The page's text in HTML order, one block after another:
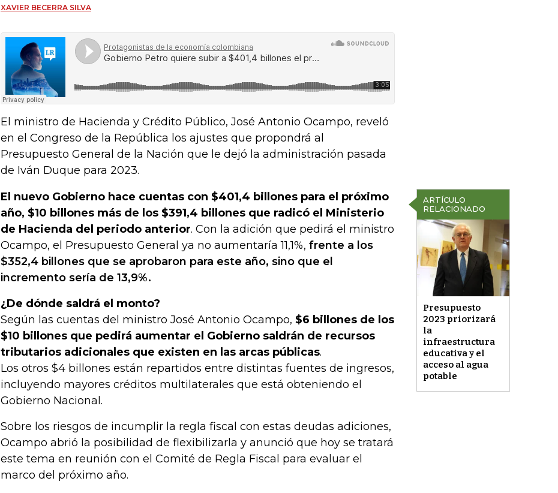
XAVIER BECERRA SILVA
El ministro de Hacienda y Crédito Público, José Antonio Ocampo, reveló
en el Congreso de la República los ajustes que propondrá al
Presupuesto General de la Nación que le dejó la administración pasada
de Iván Duque para 2023.
ARTÍCULO
RELACIONADO
Presupuesto
2023 priorizará
la
infraestructura
educativa y el
acceso al agua
potable
El nuevo Gobierno hace cuentas con $401,4 billones para el próximo
año, $10 billones más de los $391,4 billones que radicó el Ministerio
de Hacienda del periodo anterior. Con la adición que pedirá el ministro
Ocampo, el Presupuesto General ya no aumentaría 11,1%, frente a los
$352,4 billones que se aprobaron para este año, sino que el
incremento sería de 13,9%.
¿De dónde saldrá el monto?
Según las cuentas del ministro José Antonio Ocampo, $6 billones de los
$10 billones que pedirá aumentar el Gobierno saldrán de recursos
tributarios adicionales que existen en las arcas públicas.
Los otros $4 billones están repartidos entre distintas fuentes de ingresos,
incluyendo mayores créditos multilaterales que está obteniendo el
Gobierno Nacional.
Sobre los riesgos de incumplir la regla fiscal con estas deudas adiciones,
Ocampo abrió la posibilidad de flexibilizarla y anunció que hoy se tratará
este tema en reunión con el Comité de Regla Fiscal para evaluar el
marco del próximo año.